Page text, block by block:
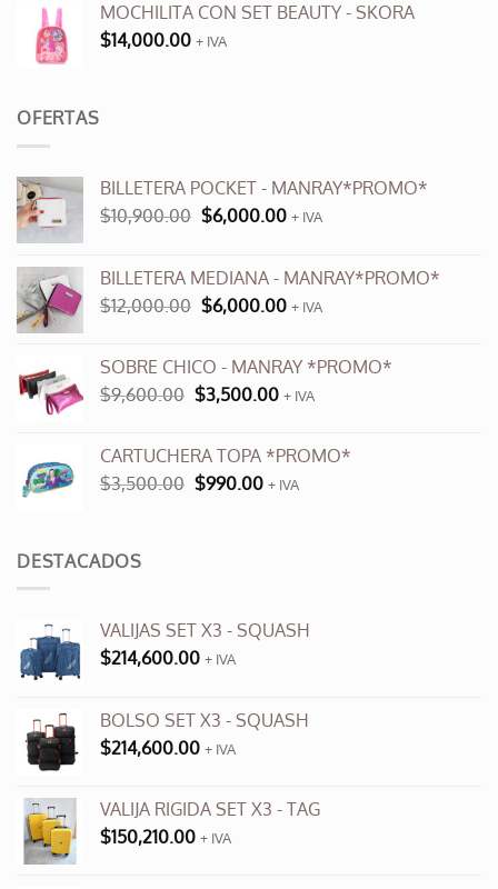
MOCHILITA CON SET BEAUTY - SKORA
$14,000.00 + IVA
OFERTAS
BILLETERA POCKET - MANRAY*PROMO*
$10,900.00 El
era:
$10,900.00.
$6,000.00El
es:
$6,000.00.
+ IVA
BILLETERA MEDIANA - MANRAY*PROMO*
$12,000.00 El
era:
$12,000.00.
$6,000.00El
es:
$6,000.00.
+ IVA
SOBRE CHICO - MANRAY *PROMO*
$9,600.00 El
era:
$9,600.00.
$3,500.00El
es:
$3,500.00.
+ IVA
CARTUCHERA TOPA *PROMO*
$3,500.00 El
$990.00El+ IVA
DESTACADOS
VALIJAS SET X3 - SQUASH
$214,600.00 + IVA
BOLSO SET X3 - SQUASH
$214,600.00 + IVA
VALIJA RIGIDA SET X3 - TAG
$150,210.00 + IVA